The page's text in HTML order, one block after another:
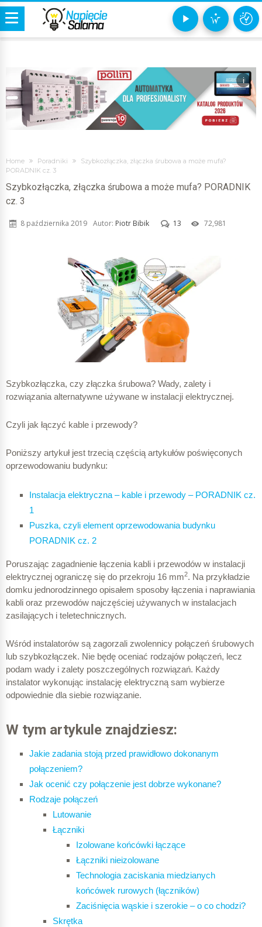
i
Home Poradniki
Szybkozłączka, złączka śrubowa a może mufa?
PORADNIK cz. 3
Szybkozłączka, złączka śrubowa a może mufa? PORADNIK
cz. 3
Autor: Piotr Bibik
8 października 2019 13 72,981
Szybkozłączka, czy złączka śrubowa? Wady, zalety i
rozwiązania alternatywne używane w instalacji elektrycznej.
Czyli jak łączyć kable i przewody?
Poniższy artykuł jest trzecią częścią artykułów poświęconych
oprzewodowaniu budynku:
Instalacja elektryczna – kable i przewody – PORADNIK cz.
1
Puszka, czyli element oprzewodowania budynku
PORADNIK cz. 2
Poruszając zagadnienie łączenia kabli i przewodów w instalacji
elektrycznej ograniczę się do przekroju 16 mm2. Na przykładzie
domku jednorodzinnego opisałem sposoby łączenia i naprawiania
kabli oraz przewodów najczęściej używanych w instalacjach
zasilających i teletechnicznych.
Wśród instalatorów są zagorzali zwolennicy połączeń śrubowych
lub szybkozłączek. Nie będę oceniać rodzajów połączeń, lecz
podam wady i zalety poszczególnych rozwiązań. Każdy
instalator wykonując instalację elektryczną sam wybierze
odpowiednie dla siebie rozwiązanie.
W tym artykule znajdziesz:
Jakie zadania stoją przed prawidłowo dokonanym
połączeniem?
Jak ocenić czy połączenie jest dobrze wykonane?
Rodzaje połączeń
Lutowanie
Łączniki
Izolowane końcówki łączące
Łączniki nieizolowane
Technologia zaciskania miedzianych
końcówek rurowych (łączników)
Zaciśnięcia wąskie i szerokie – o co chodzi?
Skrętka